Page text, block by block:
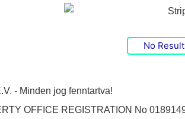
No Result
- Minden jog fenntartva!
OFFICE REGISTRATION No